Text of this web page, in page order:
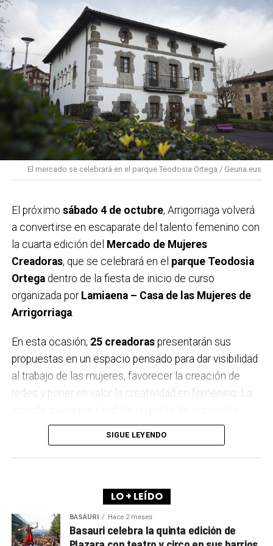
acercar la cultura de la montaña a la
y fomentar valores como la sostenibilidad,
la cooperación y la igualdad en este ámbito
históricamente dominado por hombres.
PROGRAMA MENDI ASTEA ARRIGORRIAGA 2025
Lunes, 10 de noviembre
20:00Igone Mariezkurrena.“Lesotho, el reino
africano de las montañas, en bicicleta”
Lonbo aretoa
19:00Elkarregaz (Elixabete, Johanna y Bego).“GR
11, algo más que una travesía”
Lamiaena Emakumeen Etxea
Martes, 18 de noviembre
20:00Pipi Cardell“Nanga Parbat (8.125 m) – Vía
‘Nezabudka’”
Jueves, 20 de noviembre
20:00Alex Txikon
Lonbo aretoa
El mercado se celebrará en el parque Teodosia Ortega / Geuria.eus
El próximo sábado 4 de octubre, Arrigorriaga volverá
a convertirse en escaparate del talento femenino con
la cuarta edición del Mercado de Mujeres
Creadoras, que se celebrará en el parque Teodosia
Ortegadentro de la fiesta de inicio de curso
organizada por Lamiaena – Casa de las Mujeres de
Arrigorriaga.
En esta ocasión, 25 creadoraspresentarán sus
propuestas en un espacio pensado para dar visibilidad
al trabajo de las mujeres, favorecer la creación de
redes y poner en valor la creatividad en femenino. La
intergeneracional donde se refuercen valores como la
sororidad, la tolerancia y la colaboración.
El mercado abrirá sus puertas de
tiempo en el que el público podrá recorrer los
diferentes puestos y conocer de cerca los proyectos
SIGUE LEYENDO
LO + LEÍDO
BASAURI Hace 2 meses
Basauri celebra la quinta edición de